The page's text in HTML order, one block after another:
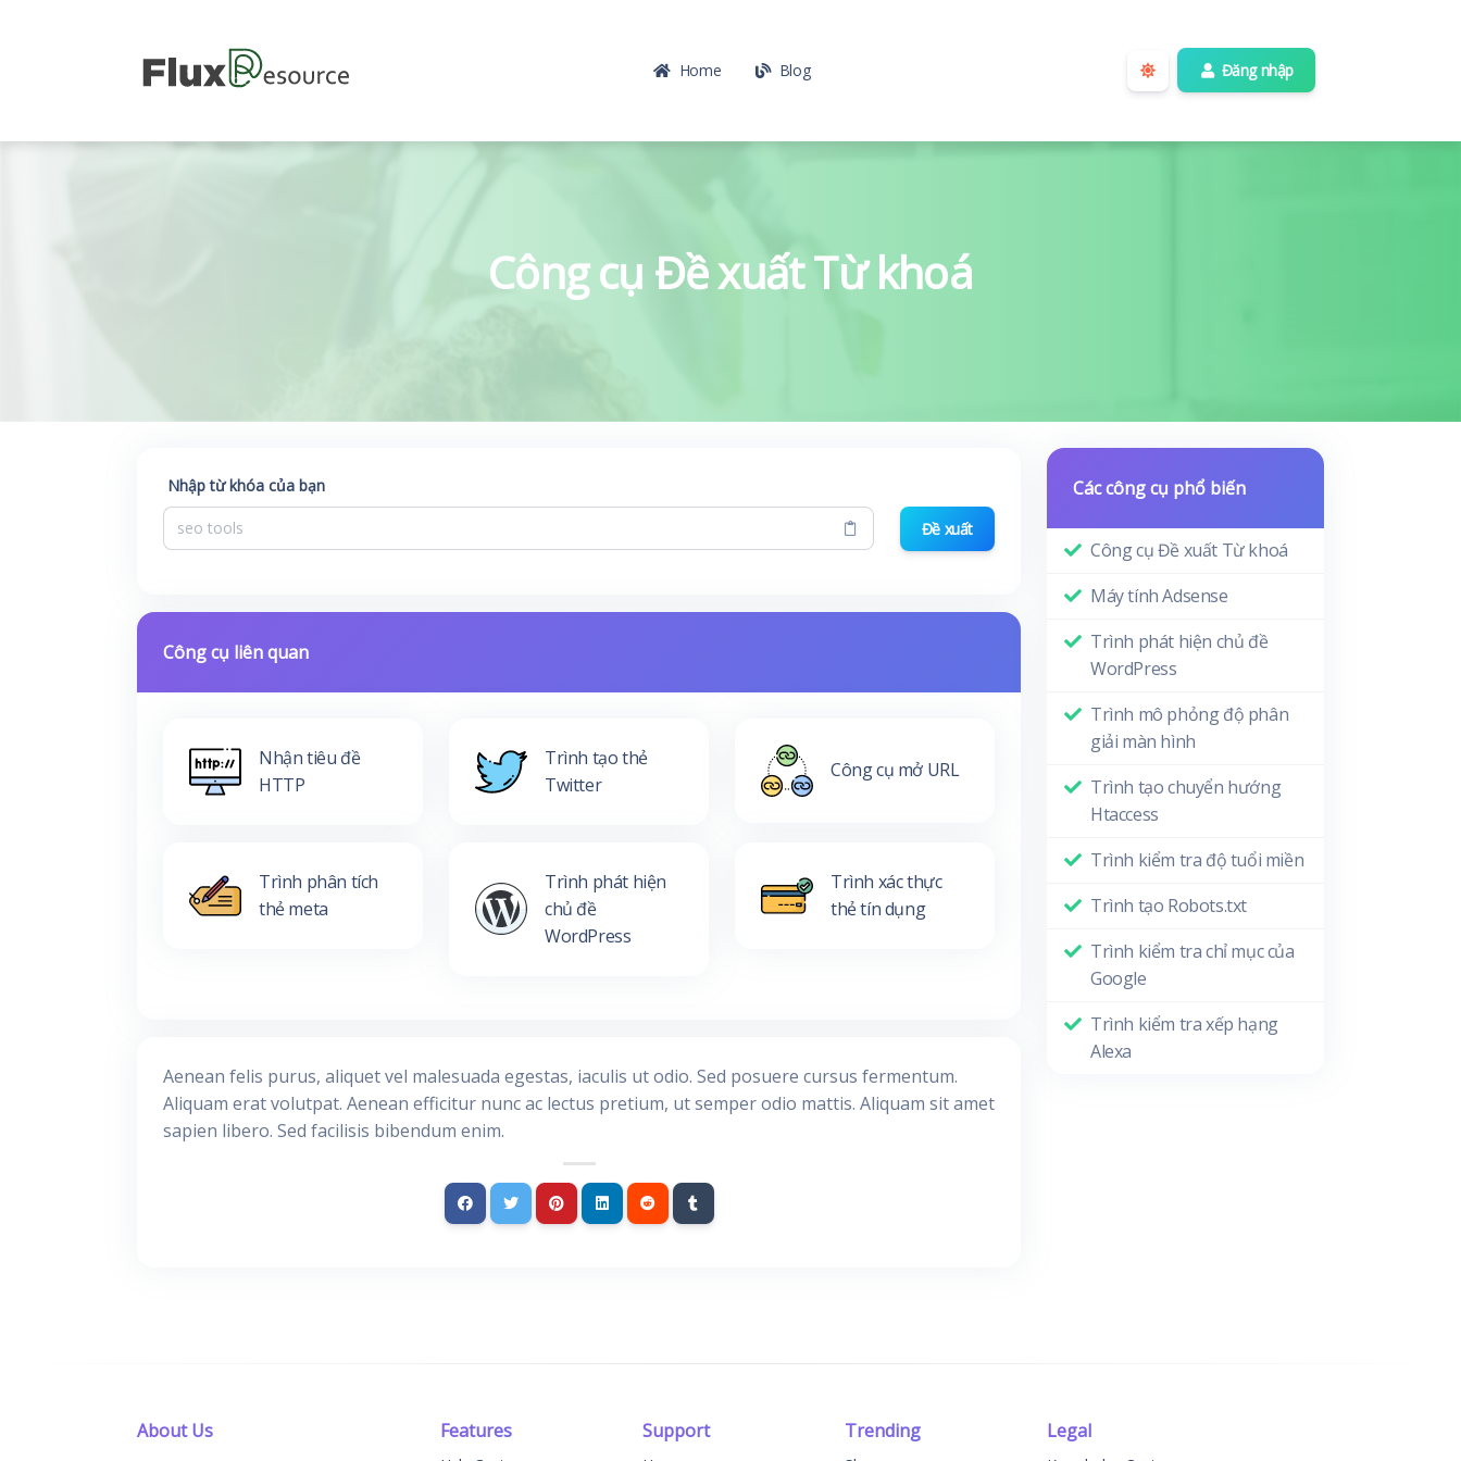
Home Blog Đăng nhập
Công cụ Đề xuất Từ khoá
Nhập từ khóa của bạn
Đề xuất
Công cụ liên quan
Nhận tiêu đề
HTTP
Trình tạo thẻ
Twitter
Công cụ mở URL
Trình phân tích
thẻ meta
Trình phát hiện
chủ đề
WordPress
Trình xác thực
thẻ tín dụng
Aenean felis purus, aliquet vel malesuada egestas, iaculis ut odio. Sed posuere cursus fermentum.
Aliquam erat volutpat. Aenean efficitur nunc ac lectus pretium, ut semper odio mattis. Aliquam sit amet
sapien libero. Sed facilisis bibendum enim.
Các công cụ phổ biến
Công cụ Đề xuất Từ khoá
Máy tính Adsense
Trình phát hiện chủ đề
WordPress
Trình mô phỏng độ phân
giải màn hình
Trình tạo chuyển hướng
Htaccess
Trình kiểm tra độ tuổi miền
Trình tạo Robots.txt
Trình kiểm tra chỉ mục của
Google
Trình kiểm tra xếp hạng
Alexa
About Us
Features Support Trending Legal